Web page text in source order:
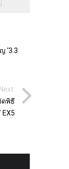
‘3.3
Next:
ดพิธี
EX5